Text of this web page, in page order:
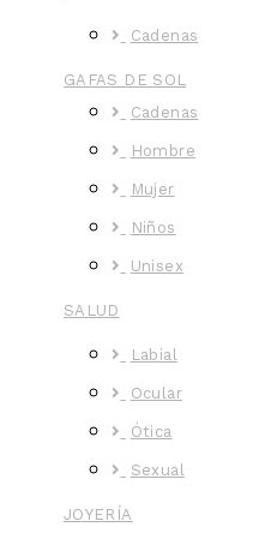
Cadenas
GAFAS DE SOL
Cadenas
Hombre
Mujer
Niños
Unisex
SALUD
Labial
Ocular
Ótica
Sexual
JOYERÍA